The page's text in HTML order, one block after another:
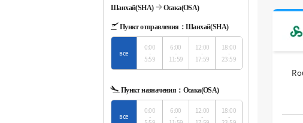
Шанхай(SHA) Осака(OSA)
Пункт отправления：Шанхай(SHA)
все
0:00
-
5:59
6:00
-
11:59
12:00
-
17:59
18:00
-
23:59
Пункт назначения： Осака(OSA)
все
0:00
-
6:00
-
12:00
-
18:00
-